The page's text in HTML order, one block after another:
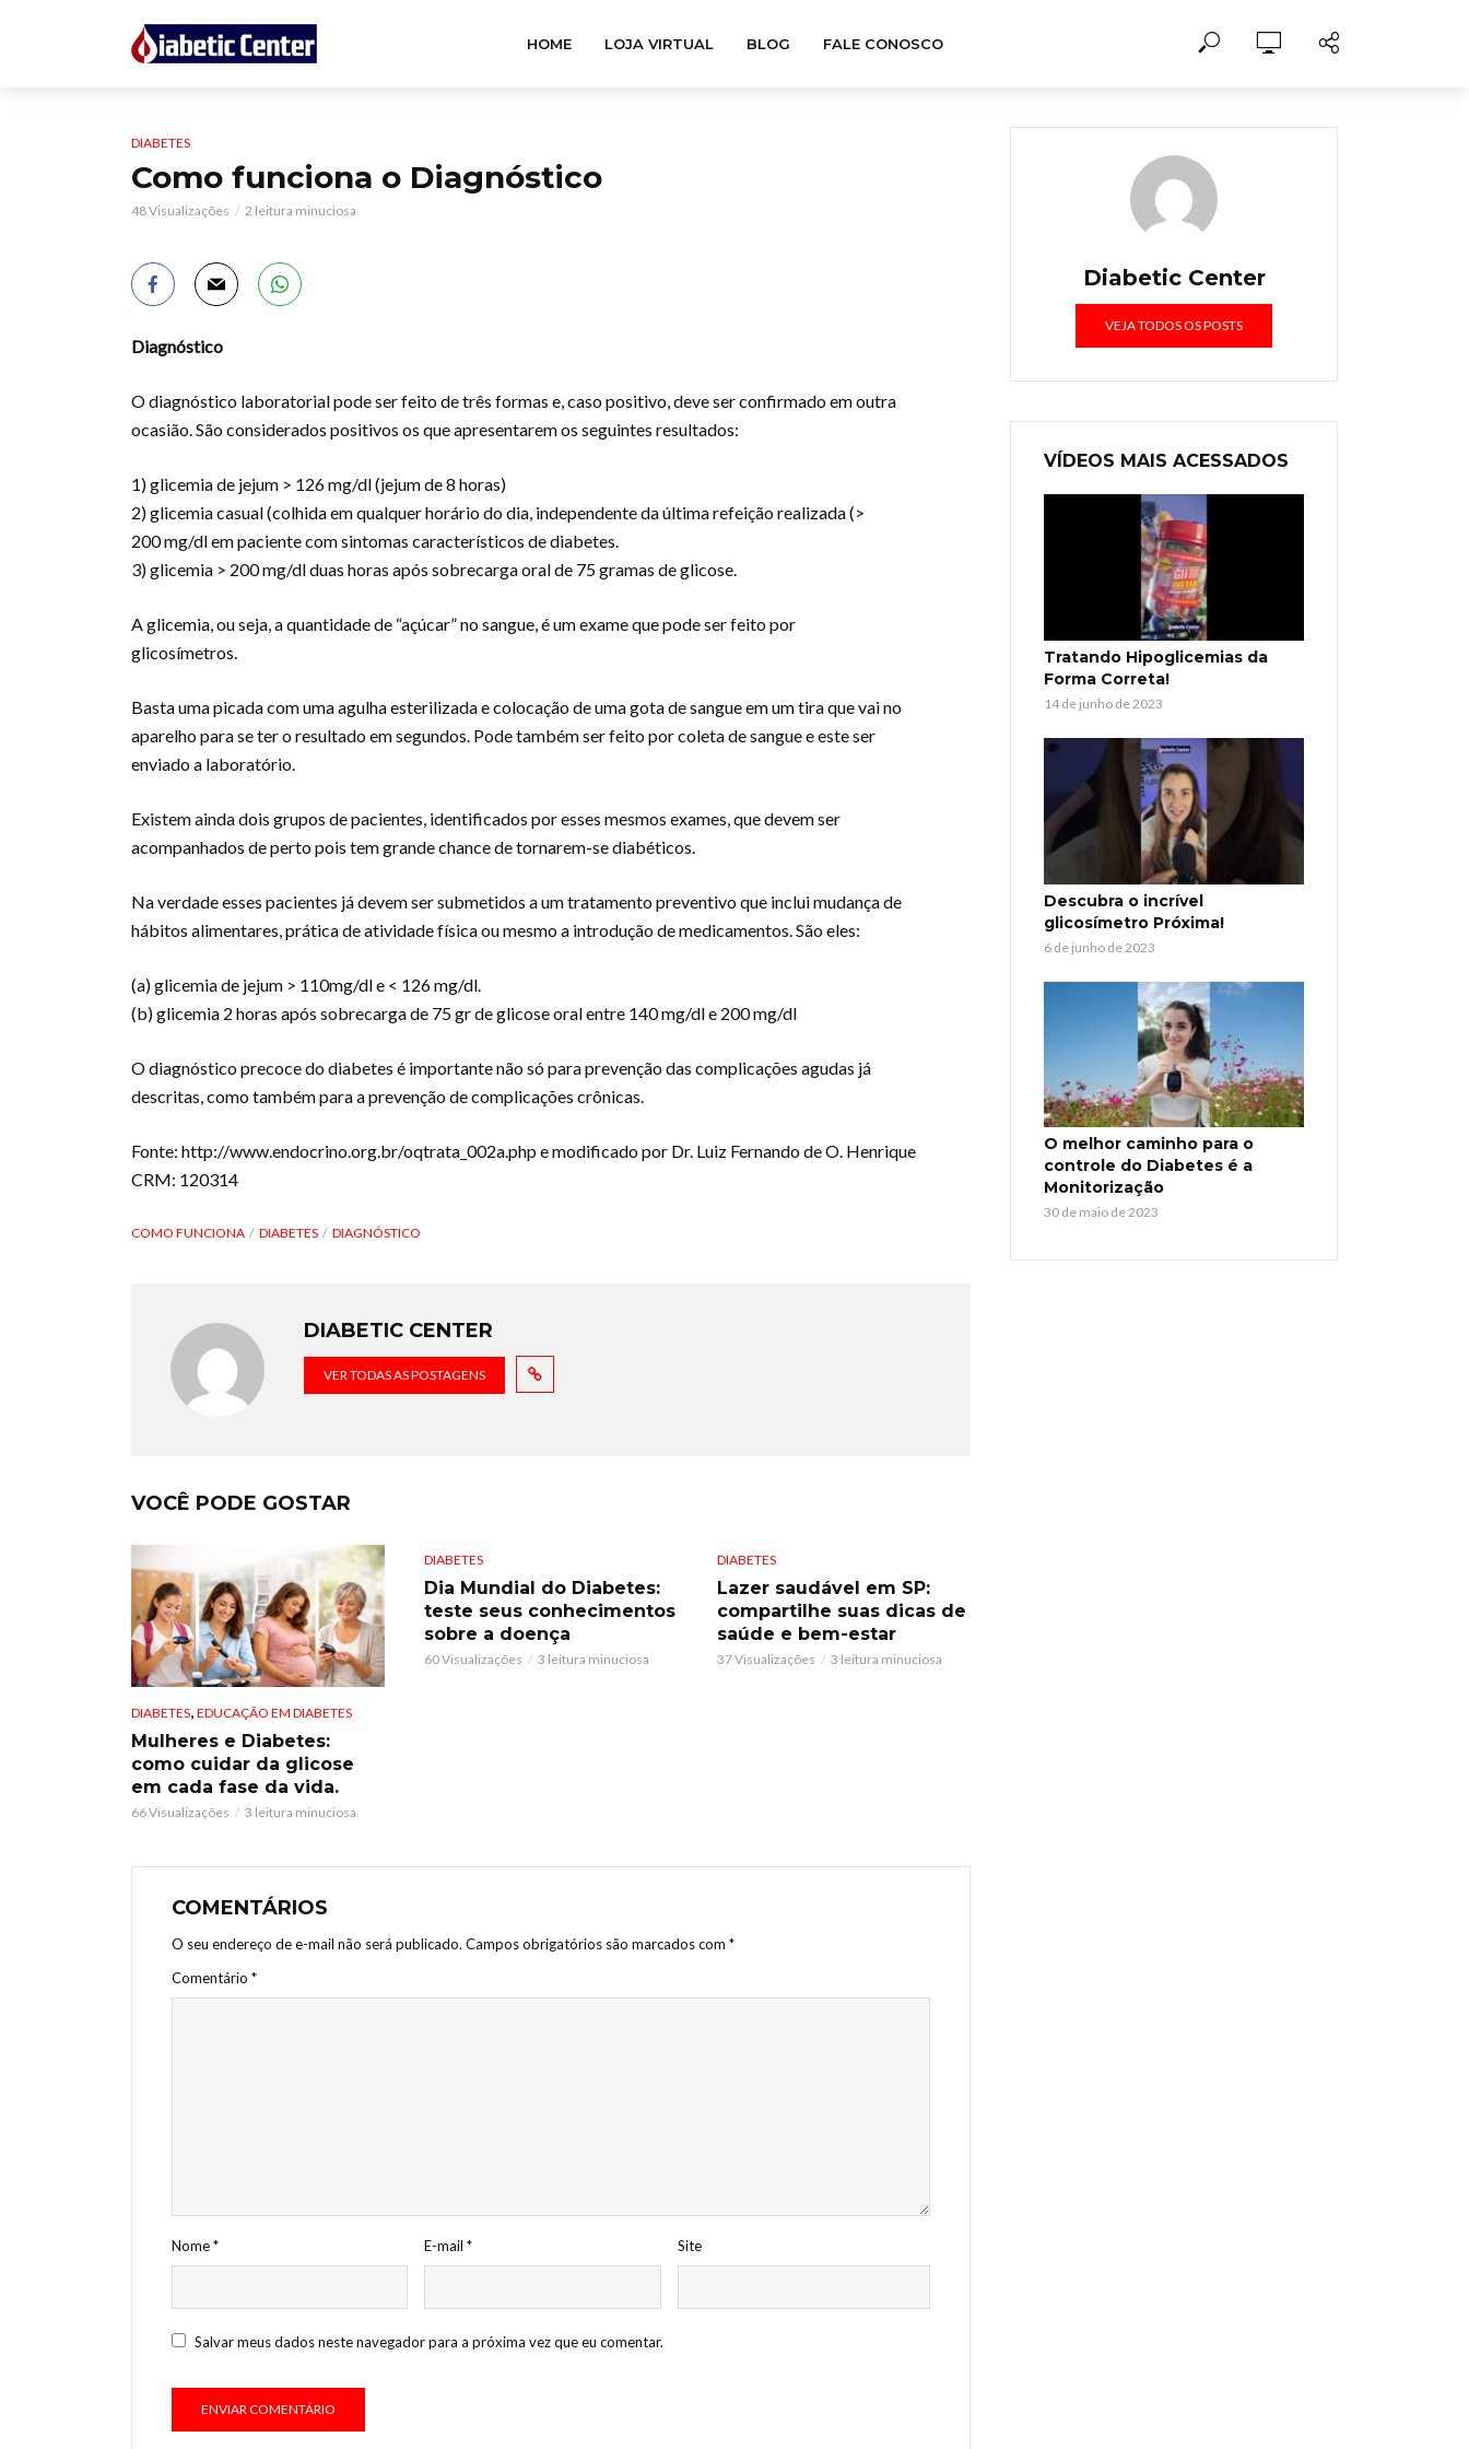
HOME LOJA VIRTUAL BLOG FALE CONOSCO
DIABETES
Como funciona o Diagnóstico
48 Visualizações 2 leitura minuciosa
Diagnóstico
O diagnóstico laboratorial pode ser feito de três formas e, caso positivo, deve ser confirmado em outra
ocasião. São considerados positivos os que apresentarem os seguintes resultados:
1) glicemia de jejum > 126 mg/dl (jejum de 8 horas)
2) glicemia casual (colhida em qualquer horário do dia, independente da última refeição realizada (>
200 mg/dl em paciente com sintomas característicos de diabetes.
3) glicemia > 200 mg/dl duas horas após sobrecarga oral de 75 gramas de glicose.
A glicemia, ou seja, a quantidade de “açúcar” no sangue, é um exame que pode ser feito por
glicosímetros.
Basta uma picada com uma agulha esterilizada e colocação de uma gota de sangue em um tira que vai no
aparelho para se ter o resultado em segundos. Pode também ser feito por coleta de sangue e este ser
enviado a laboratório.
Existem ainda dois grupos de pacientes, identificados por esses mesmos exames, que devem ser
acompanhados de perto pois tem grande chance de tornarem-se diabéticos.
Na verdade esses pacientes já devem ser submetidos a um tratamento preventivo que inclui mudança de
hábitos alimentares, prática de atividade física ou mesmo a introdução de medicamentos. São eles:
(a) glicemia de jejum > 110mg/dl e < 126 mg/dl.
(b) glicemia 2 horas após sobrecarga de 75 gr de glicose oral entre 140 mg/dl e 200 mg/dl
O diagnóstico precoce do diabetes é importante não só para prevenção das complicações agudas já
descritas, como também para a prevenção de complicações crônicas.
Fonte: http://www.endocrino.org.br/oqtrata_002a.php e modificado por Dr. Luiz Fernando de O. Henrique
CRM: 120314
COMO FUNCIONA DIABETES DIAGNÓSTICO
DIABETIC CENTER
VER TODAS AS POSTAGENS
VOCÊ PODE GOSTAR
DIABETES, EDUCAÇÃO EM DIABETES
Mulheres e Diabetes:
como cuidar da glicose
em cada fase da vida.
66 Visualizações 3 leitura minuciosa
DIABETES
Dia Mundial do Diabetes:
teste seus conhecimentos
sobre a doença
60 Visualizações 3 leitura minuciosa
DIABETES
Lazer saudável em SP:
compartilhe suas dicas de
saúde e bem-estar
37 Visualizações 3 leitura minuciosa
COMENTÁRIOS
O seu endereço de e-mail não será publicado. Campos obrigatórios são marcados com *
Comentário *
Nome* E-mail* Site
Salvar meus dados neste navegador para a próxima vez que eu comentar.
Diabetic Center
VEJA TODOS OS POSTS
VÍDEOS MAIS ACESSADOS
Tratando Hipoglicemias da
Forma Correta!
14 de junho de 2023
Descubra o incrível
glicosímetro Próxima!
6 de junho de 2023
O melhor caminho para o
controle do Diabetes é a
Monitorização
30 de maio de 2023